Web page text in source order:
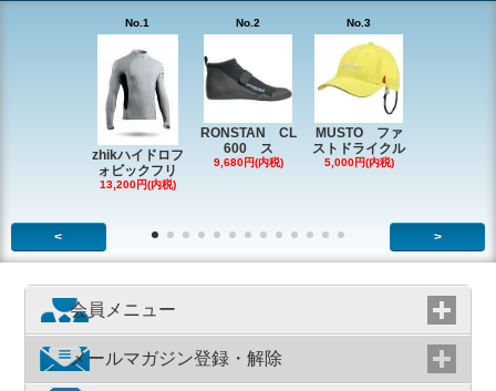
No.1
zhikハイドロフ
ォビックフリ
13,200円(内税)
No.2
RONSTAN CL
600 ス
9,680円(内税)
No.3
MUSTO ファ
ストドライクル
5,000円(内税)
< >
会員メニュー
メールマガジン登録・解除